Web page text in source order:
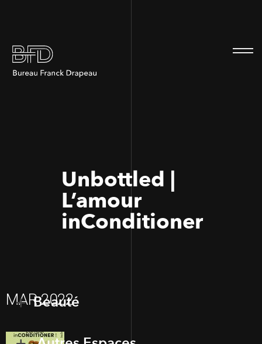
Unbottled |
L’amour
inConditioner
MAR 2022
Beauté